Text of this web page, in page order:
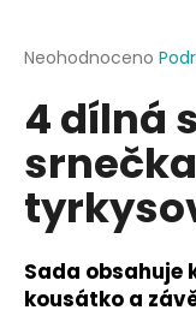
Průměrné
produktu
je
z
5
hvězdiček.
Neohodnoceno
4 dílná
Sada obsahuje
kousátko a
j
t
?